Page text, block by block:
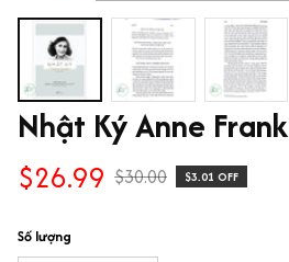
Nhật Ký Anne Frank
$26.99 $30.00 $3.01 OFF
Số lượng